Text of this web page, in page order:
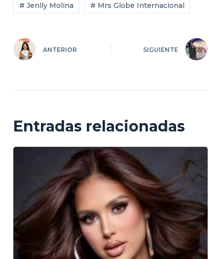
# Jenlly Molina # Mrs Globe Internacional
ANTERIOR SIGUIENTE
Entradas relacionadas